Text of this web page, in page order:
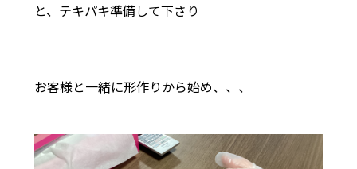
と、テキパキ準備して下さり
お客様と一緒に形作りから始め、、、